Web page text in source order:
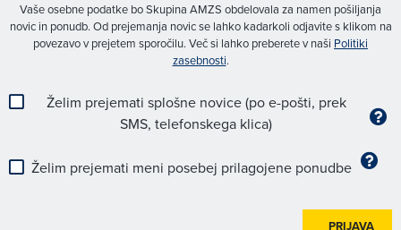
Vaše osebne podatke bo Skupina AMZS obdelovala za namen pošiljanja
novic in ponudb. Od prejemanja novic se lahko kadarkoli odjavite s klikom na
povezavo v prejetem sporočilu. Več si lahko preberete v naši Politiki
zasebnosti.
Želim prejemati splošne novice (po e-pošti, prek
SMS, telefonskega klica)
Želim prejemati meni posebej prilagojene ponudbe
PRIJAVA